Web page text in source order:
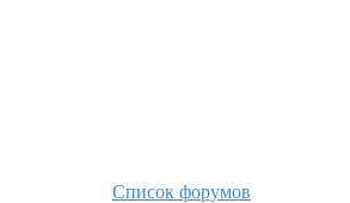
Список форумов